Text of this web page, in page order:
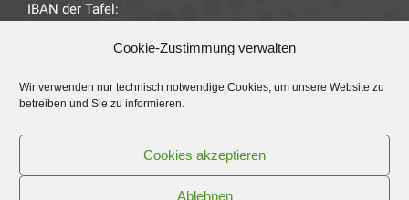
Cookie-Zustimmung verwalten
Wir verwenden nur technisch notwendige Cookies, um unsere Website zu
betreiben und Sie zu informieren.
Cookies akzeptieren
Ablehnen
IBAN der Tafel:
Neumünsteraner Tafel e.V.
24539 Neumünster
Tel.: 04321 – 333855